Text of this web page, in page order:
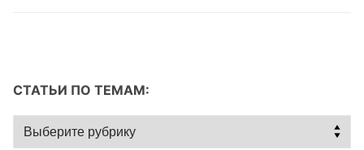
СТАТЬИ ПО ТЕМАМ:
Статьи
по